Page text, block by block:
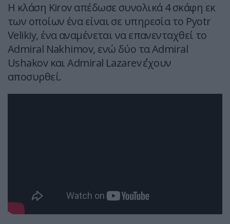
Η κλάση Kirov απέδωσε συνολικά 4 σκάφη εκ
των οποίων ένα είναι σε υπηρεσία το Pyotr
Velikiy, ένα αναμένεται να επανενταχθεί το
Admiral Nakhimov, ενώ δύο τα Admiral
Ushakov και Admiral Lazarev ΄΄εχουν
αποσυρθεί.